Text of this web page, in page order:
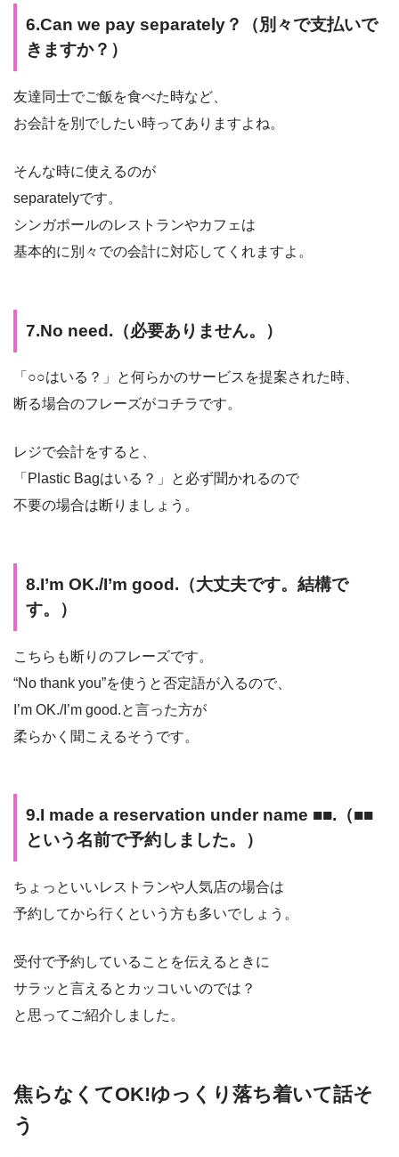
6.Can we pay separately？（別々で支払いで
きますか？）
友達同士でご飯を食べた時など、
お会計を別でしたい時ってありますよね。
そんな時に使えるのが
separatelyです。
シンガポールのレストランやカフェは
基本的に別々での会計に対応してくれますよ。
7.No need.（必要ありません。）
「○○はいる？」と何らかのサービスを提案された時、
断る場合のフレーズがコチラです。
レジで会計をすると、
「Plastic Bagはいる？」と必ず聞かれるので
不要の場合は断りましょう。
8.I’m OK./I’m good.（大丈夫です。結構で
す。）
こちらも断りのフレーズです。
“No thank you”を使うと否定語が入るので、
I’m OK./I’m good.と言った方が
柔らかく聞こえるそうです。
9.I made a reservation under name ■■.（■■
という名前で予約しました。）
ちょっといいレストランや人気店の場合は
予約してから行くという方も多いでしょう。
受付で予約していることを伝えるときに
サラッと言えるとカッコいいのでは？
と思ってご紹介しました。
焦らなくてOK!ゆっくり落ち着いて話そ
う